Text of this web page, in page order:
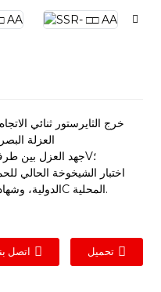
1. خرج الثايرستور ثنائي
2. العزلة
3. جهد العزل بين طرف الإدخال وطرف الإخراج هو 2500V؛
CE الأوروبية، وشهادة ISO9000 الدولية، وشهادة 3C المحلية.
اتصل تحميل